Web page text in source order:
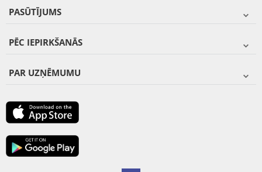
PASŪTĪJUMS
PĒC IEPIRKŠANĀS
PAR UZŅĒMUMU